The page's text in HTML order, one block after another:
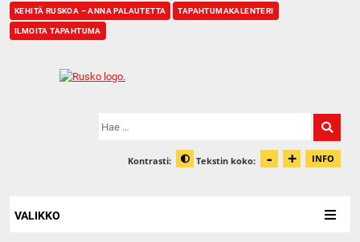
KEHITÄ RUSKOA – ANNA PALAUTETTA TAPAHTUMAKALENTERI
ILMOITA TAPAHTUMA
Hae:
Kontrasti: Muuta kontrastia
Tekstin koko: - + INFO
VALIKKO